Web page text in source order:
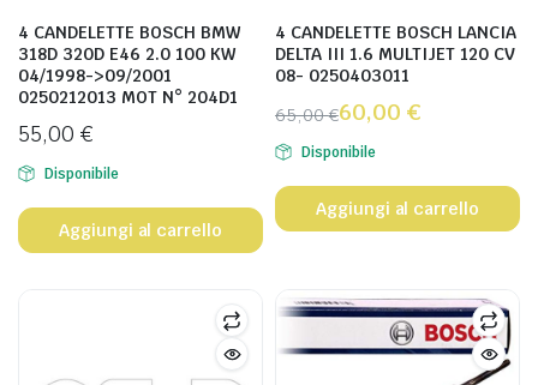
4 CANDELETTE BOSCH BMW
318D 320D E46 2.0 100 KW
04/1998->09/2001
0250212013 MOT N° 204D1
55,00 €
Disponibile
Aggiungi al carrello
4 CANDELETTE BOSCH LANCIA
DELTA III 1.6 MULTIJET 120 CV
08- 0250403011
65,00€60,00 €
Disponibile
Aggiungi al carrello